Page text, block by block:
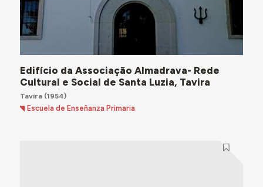
Edifício da Associação Almadrava- Rede
Cultural e Social de Santa Luzia, Tavira
Tavira(1954)
Escuela de Enseñanza Primaria